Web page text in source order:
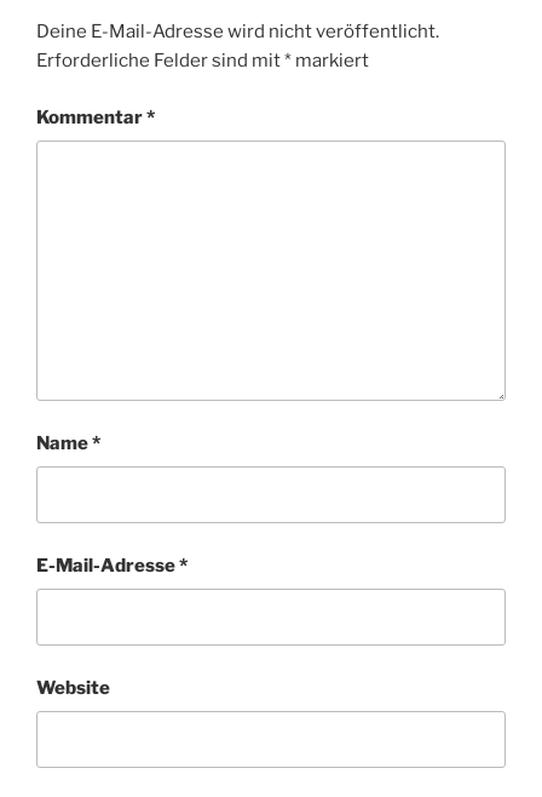
Deine E-Mail-Adresse wird nicht veröffentlicht.
Erforderliche Felder sind mit* markiert
Kommentar*
Name*
E-Mail-Adresse*
Website